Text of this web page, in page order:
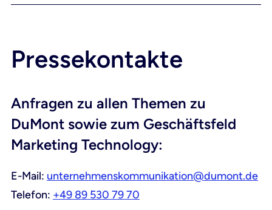
Pressekontakte
Anfragen zu allen Themen zu
DuMont sowie zum Geschäftsfeld
Marketing Technology:
E-Mail: unternehmenskommunikation@dumont.de
Telefon: +49 89 530 79 70